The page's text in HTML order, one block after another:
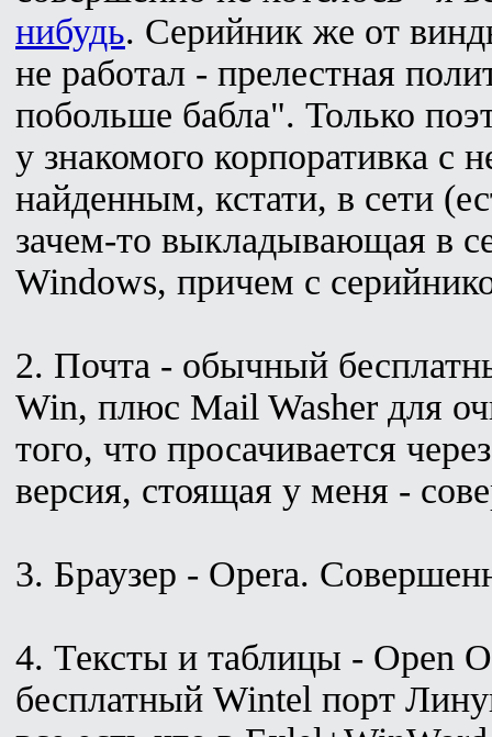
нибудь. Серийник же от
не работал - прелестная
побольше бабла". Только
у знакомого корпоративка с
найденным, кстати, в сети
зачем-то выкладывающая в
Windows, причем с
2. Почта - обычный
Win, плюс Mail Washer для
того, что просачивается
версия, стоящая у меня -
3. Браузер - Opera.
4. Тексты и таблицы - Open
бесплатный Wintel порт